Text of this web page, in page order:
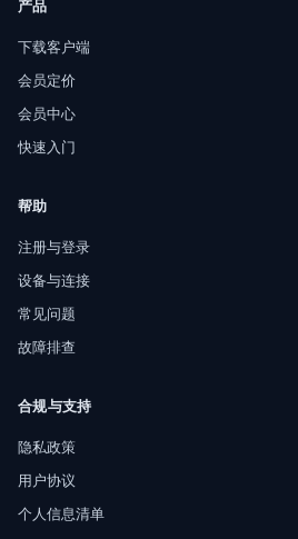
产品
下载客户端
会员定价
会员中心
快速入门
帮助
注册与登录
设备与连接
常见问题
故障排查
合规与支持
隐私政策
用户协议
个人信息清单